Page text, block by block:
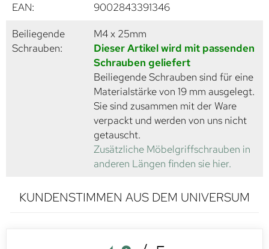
EAN:
9002843391346
Beiliegende
Schrauben:
M4 x 25mm
Dieser Artikel wird mit passenden
Schrauben geliefert
Beiliegende Schrauben sind für eine
Materialstärke von 19 mm ausgelegt.
Sie sind zusammen mit der Ware
verpackt und werden von uns nicht
getauscht.
Zusätzliche Möbelgriffschrauben in
anderen Längen finden sie hier.
KUNDENSTIMMEN AUS DEM UNIVERSUM